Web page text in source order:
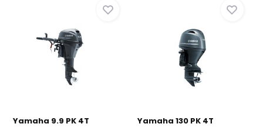
Yamaha 9.9 PK 4T Yamaha 130 PK 4T